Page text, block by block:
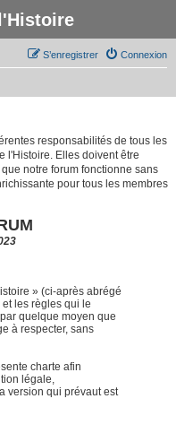
Connexion
S’enregistrer
responsabilités de tous les
l'Histoire. Elles doivent être
notre forum fonctionne sans
pour tous les membres
» (ci-après abrégé
les règles qui le
quelque moyen que
à respecter, sans
charte afin
légale,
version qui prévaut est